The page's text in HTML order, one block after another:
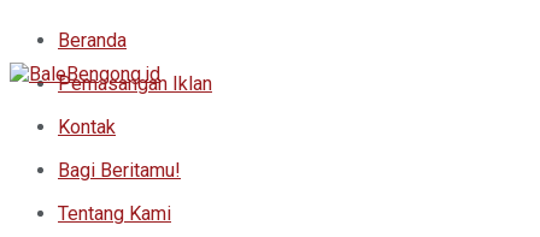
Beranda
Pemasangan Iklan
Kontak
Bagi Beritamu!
Tentang Kami